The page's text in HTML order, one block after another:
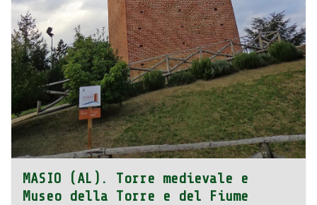
MASIO (AL). Torre medievale e
Museo della Torre e del Fiume